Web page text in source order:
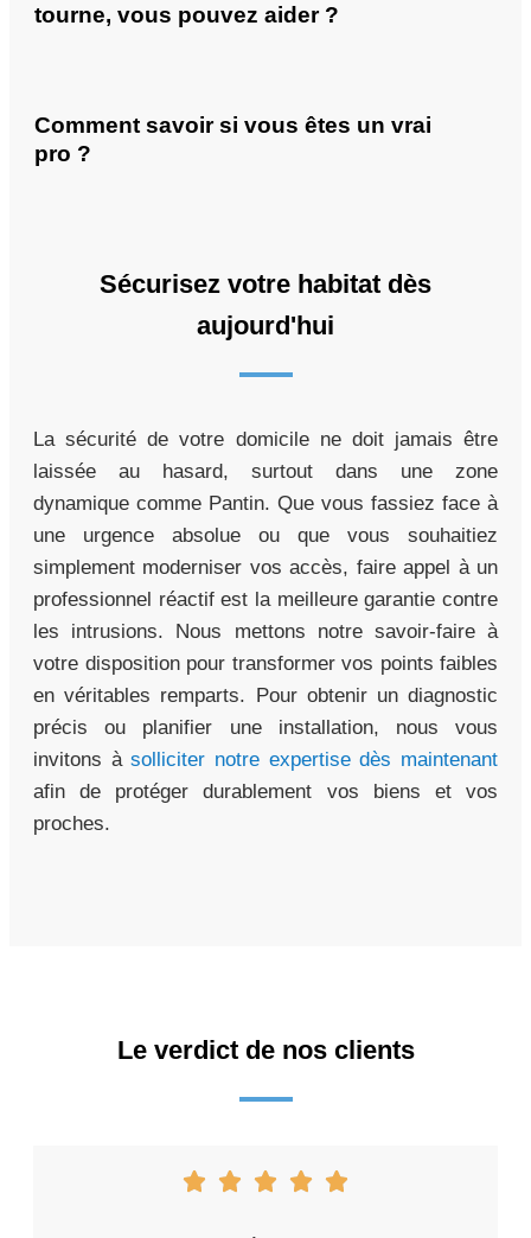
tourne, vous pouvez aider ?
Comment savoir si vous êtes un vrai
pro ?
Sécurisez votre habitat dès
aujourd'hui
La sécurité de votre domicile ne doit jamais être
laissée au hasard, surtout dans une zone
dynamique comme Pantin. Que vous fassiez face à
une urgence absolue ou que vous souhaitiez
simplement moderniser vos accès, faire appel à un
professionnel réactif est la meilleure garantie contre
les intrusions. Nous mettons notre savoir-faire à
votre disposition pour transformer vos points faibles
en véritables remparts. Pour obtenir un diagnostic
précis ou planifier une installation, nous vous
invitons àsolliciter notre expertise dès maintenant
afin de protéger durablement vos biens et vos
proches.
Le verdict de nos clients